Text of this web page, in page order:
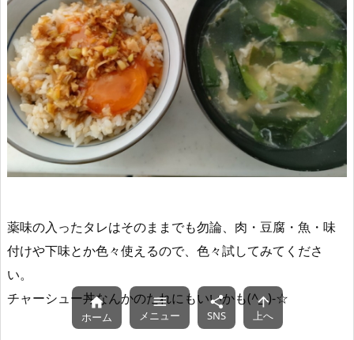
薬味の入ったタレはそのままでも勿論、肉・豆腐・魚・味
付けや下味とか色々使えるので、色々試してみてくださ
い。
チャーシュー丼なんかのたれにもいいかも(^_-)-☆

ホーム

メニュー

SNS

上へ